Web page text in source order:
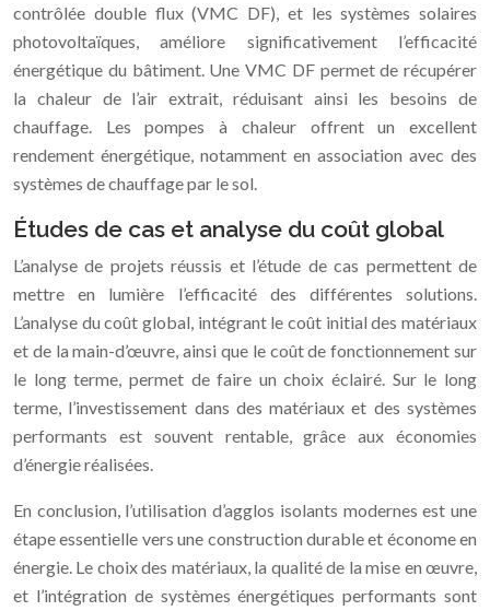
contrôlée double flux (VMC DF), et les systèmes solaires
photovoltaïques, améliore significativement l’efficacité
énergétique du bâtiment. Une VMC DF permet de récupérer
la chaleur de l’air extrait, réduisant ainsi les besoins de
chauffage. Les pompes à chaleur offrent un excellent
rendement énergétique, notamment en association avec des
systèmes de chauffage par le sol.
Études de cas et analyse du coût global
L’analyse de projets réussis et l’étude de cas permettent de
mettre en lumière l’efficacité des différentes solutions.
L’analyse du coût global, intégrant le coût initial des matériaux
et de la main-d’œuvre, ainsi que le coût de fonctionnement sur
le long terme, permet de faire un choix éclairé. Sur le long
terme, l’investissement dans des matériaux et des systèmes
performants est souvent rentable, grâce aux économies
d’énergie réalisées.
En conclusion, l’utilisation d’agglos isolants modernes est une
étape essentielle vers une construction durable et économe en
énergie. Le choix des matériaux, la qualité de la mise en œuvre,
et l’intégration de systèmes énergétiques performants sont